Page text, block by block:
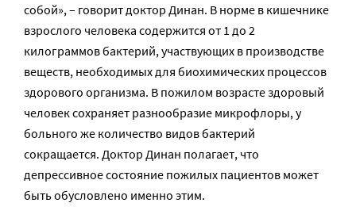
собой», – говорит доктор Динан. В норме в кишечнике
взрослого человека содержится от 1 до 2
килограммов бактерий, участвующих в производстве
веществ, необходимых для биохимических процессов
здорового организма. В пожилом возрасте здоровый
человек сохраняет разнообразие микрофлоры, у
больного же количество видов бактерий
сокращается. Доктор Динан полагает, что
депрессивное состояние пожилых пациентов может
быть обусловлено именно этим.